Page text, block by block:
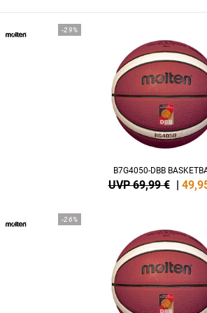
-29%
B7G4050-DBB
UVP 69,99 € |
-26%